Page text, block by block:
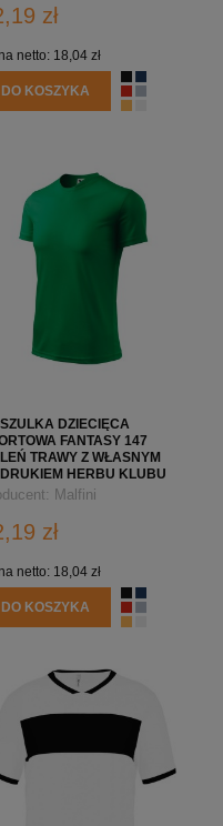
zł
netto: 18,04 zł
DO KOSZYKA
DZIECIĘCA
FANTASY 147
TRAWY Z WŁASNYM
HERBU KLUBU
Malfini
zł
netto: 18,04 zł
DO KOSZYKA